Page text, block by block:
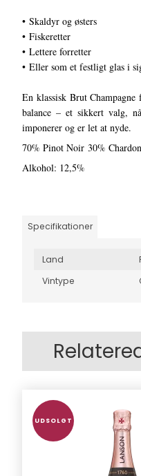
• Skaldyr og østers
• Fiskeretter
• Lettere forretter
• Eller som et festligt glas i
En klassisk Brut
balance – et sikkert valg,
imponerer og er let at nyde.
70% Pinot Noir 30%
Alkohol: 12,5%
Specifikationer
Land
Vintype
UDSOLGT